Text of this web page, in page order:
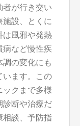
者が行き交い
施設、とくに
は風邪や発熱
病など慢性疾
調の変化にも
います。この
ックまで多様
診断や治療だ
相談、予防指